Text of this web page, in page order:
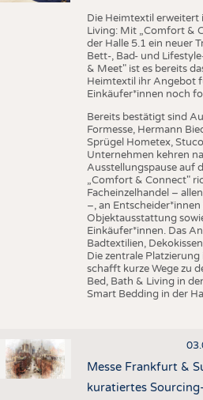
Die Heimtextil
Living: Mit „Comfort &
der Halle 5.1 ein neuer
Bett-, Bad- und
& Meet" ist es bereits
Heimtextil ihr Angebot
Einkäufer*innen noch
Bereits bestätigt sind
Formesse, Hermann
Sprügel Hometex,
Unternehmen kehren
Ausstellungspause auf
„Comfort & Connect"
Facheinzelhandel –
–, an
Objektausstattung
Einkäufer*innen. Das
Badtextilien,
Die zentrale Platzierung
schafft kurze Wege zu
Bed, Bath & Living in
Smart Bedding in der
Messe Frankfurt &
kuratiertes